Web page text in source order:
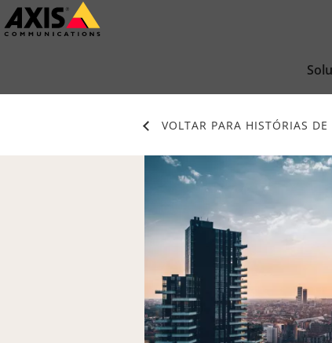
Pular
para
VOLTAR PARA HISTÓRIAS DE